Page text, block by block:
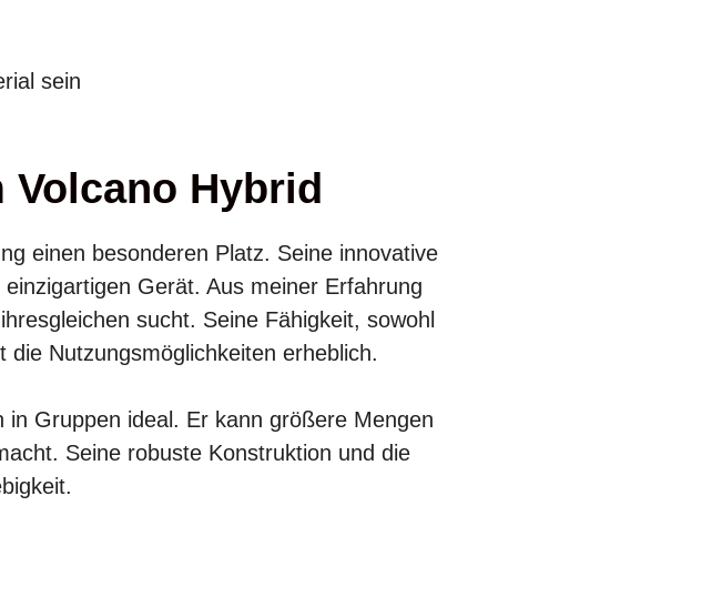
sein
Volcano Hybrid
einen besonderen Platz. Seine innovative
Gerät. Aus meiner Erfahrung
sucht. Seine Fähigkeit, sowohl
Nutzungsmöglichkeiten erheblich.
Gruppen ideal. Er kann größere Mengen
Seine robuste Konstruktion und die